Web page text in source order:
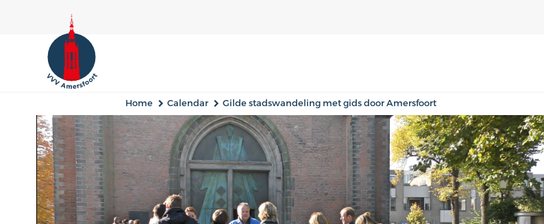
Home Calendar Gilde stadswandeling met gids door Amersfoort